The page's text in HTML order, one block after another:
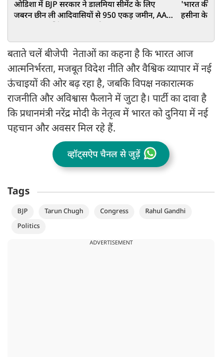
ओडिशा में BJP सरकार ने डालमिया सीमेंट के लिए
जबरन छीन ली आदिवासियों से 950 एकड़ जमीन, AAP
'भारत की
हसीना के बेटे
बताते चलें बीजेपी नेताओं का कहना है कि भारत आज
आत्मनिर्भरता, मजबूत विदेश नीति और वैश्विक व्यापार में नई
ऊंचाइयों की ओर बढ़ रहा है, जबकि विपक्ष नकारात्मक
राजनीति और अविश्वास फैलाने में जुटा है। पार्टी का दावा है
कि प्रधानमंत्री नरेंद्र मोदी के नेतृत्व में भारत को दुनिया में नई
पहचान और अवसर मिल रहे हैं.
व्हॉट्सऐप चैनल से जुड़ें
Tags
BJP Tarun Chugh Congress
Rahul Gandhi
Politics
ADVERTISEMENT